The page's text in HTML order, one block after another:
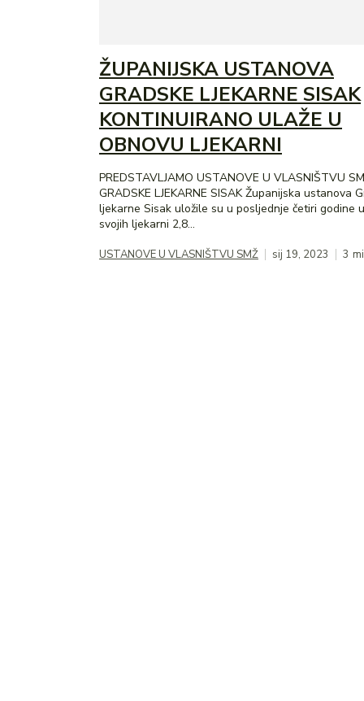
ŽUPANIJSKA USTANOVA
GRADSKE LJEKARNE SISAK
KONTINUIRANO ULAŽE U
OBNOVU LJEKARNI
PREDSTAVLJAMO USTANOVE U VLASNIŠTVU
GRADSKE LJEKARNE SISAK Županijska ustanova Gradske
ljekarne Sisak uložile su u posljednje četiri godine
svojih ljekarni 2,8...
USTANOVE U VLASNIŠTVU SMŽ sij 19, 2023 3